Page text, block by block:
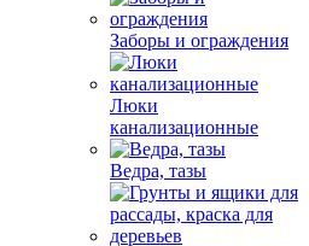
Заборы и ограждения
Люки
канализационные
Ведра, тазы